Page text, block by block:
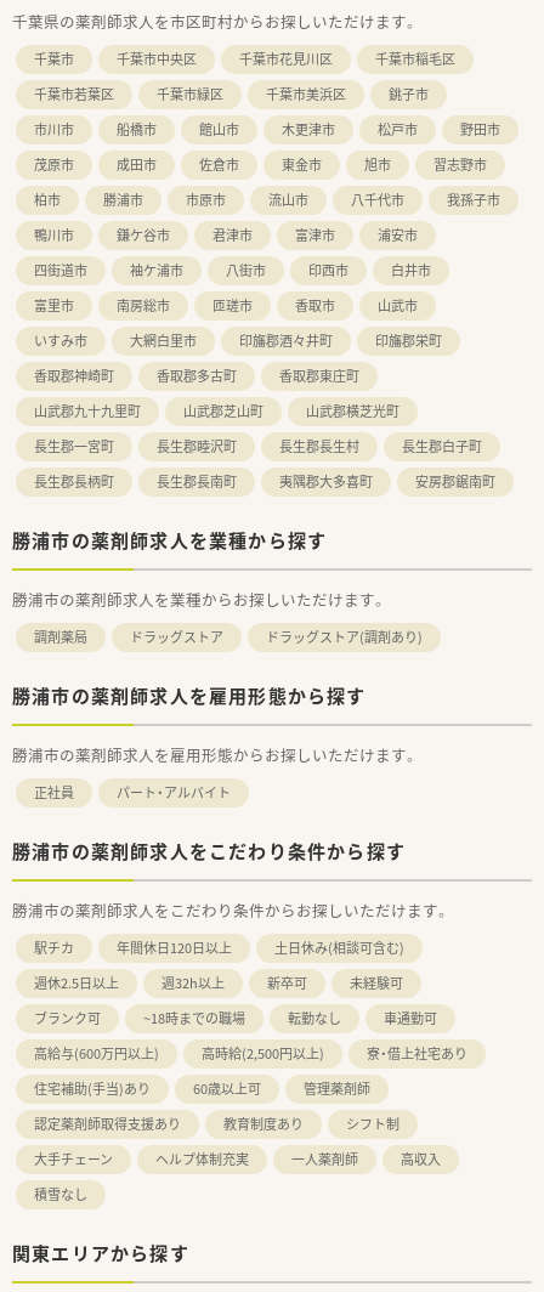
やすい環境が整っています。
千葉県の薬剤師求人を市区町村からお探しいただけます。
千葉市 千葉市中央区 千葉市花見川区
千葉市稲毛区
千葉市若葉区
千葉市緑区 千葉市美浜区
銚子市
市川市
船橋市 館山市 木更津市 松戸市
野田市
茂原市
成田市 佐倉市 東金市 旭市
習志野市
柏市
勝浦市 市原市 流山市 八千代市
我孫子市
鴨川市
鎌ケ谷市 君津市 富津市
浦安市
四街道市
袖ケ浦市 八街市 印西市
白井市
富里市
南房総市 匝瑳市 香取市
山武市
いすみ市
大網白里市 印旛郡酒々井町
印旛郡栄町
香取郡神崎町
香取郡多古町
香取郡東庄町
山武郡九十九里町
山武郡芝山町
山武郡横芝光町
長生郡一宮町
長生郡睦沢町 長生郡長生村
長生郡白子町
長生郡長柄町
長生郡長南町 夷隅郡大多喜町 安房郡鋸南町
勝浦市の薬剤師求人を業種から探す
勝浦市の薬剤師求人を業種からお探しいただけます。
調剤薬局 ドラッグストア ドラッグストア(調剤あり)
勝浦市の薬剤師求人を雇用形態から探す
勝浦市の薬剤師求人を雇用形態からお探しいただけます。
正社員 パート・アルバイト
勝浦市の薬剤師求人をこだわり条件から探す
勝浦市の薬剤師求人をこだわり条件からお探しいただけます。
駅チカ 年間休日120日以上
土日休み(相談可含む)
週休2.5日以上
週32h以上 新卒可
未経験可
ブランク可
~18時までの職場 転勤なし
車通勤可
高給与(600万円以上)
高時給(2,500円以上)
寮・借上社宅あり
住宅補助(手当)あり
60歳以上可
管理薬剤師
認定薬剤師取得支援あり
教育制度あり
シフト制
大手チェーン
ヘルプ体制充実 一人薬剤師
高収入
積雪なし
関東エリアから探す